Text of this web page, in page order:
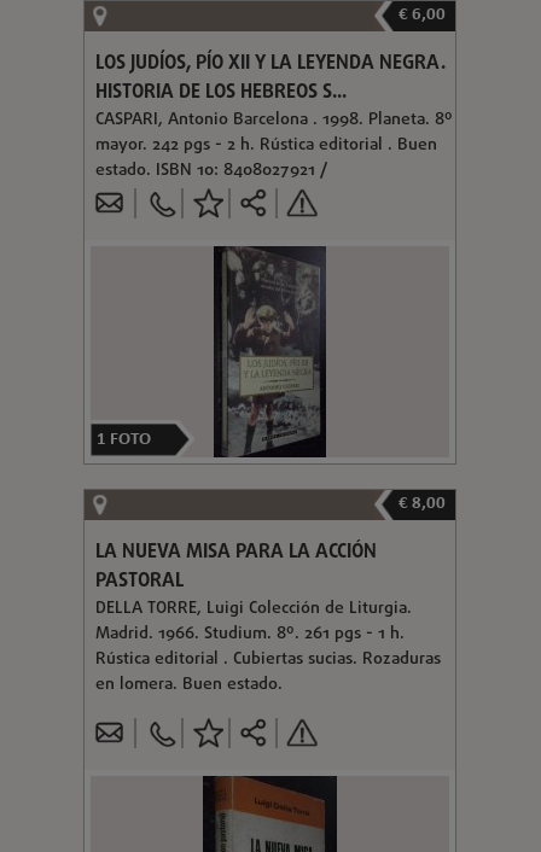
€ 6,00
LOS JUDÍOS, PÍO XII Y LA LEYENDA NEGRA.
HISTORIA DE LOS HEBREOS S...
CASPARI, Antonio Barcelona . 1998. Planeta. 8º
mayor. 242 pgs - 2 h. Rústica editorial . Buen
estado. ISBN 10: 8408027921 /
1 FOTO
€ 8,00
LA NUEVA MISA PARA LA ACCIÓN
PASTORAL
DELLA TORRE, Luigi Colección de Liturgia.
Madrid. 1966. Studium. 8º. 261 pgs - 1 h.
Rústica editorial . Cubiertas sucias. Rozaduras
en lomera. Buen estado.